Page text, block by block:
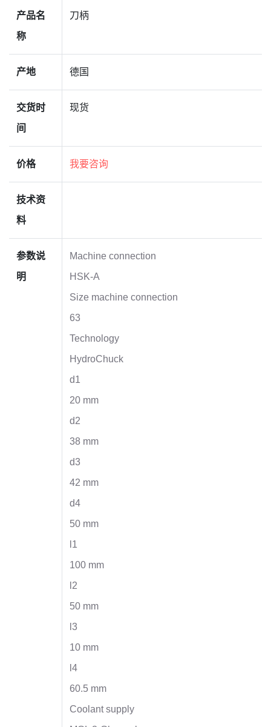
产品名
称
刀柄
产地 德国
交货时
间
现货
价格 我要咨询
技术资
料
参数说
明
Machine connection
HSK-A
Size machine connection
63
Technology
HydroChuck
d1
20 mm
d2
38 mm
d3
42 mm
d4
50 mm
l1
100 mm
l2
50 mm
l3
10 mm
l4
60.5 mm
Coolant supply